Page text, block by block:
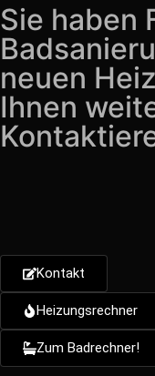
Sie haben
neuen
Ihnen
Kontakt
Heizungsrechner
Zum Badrechner!